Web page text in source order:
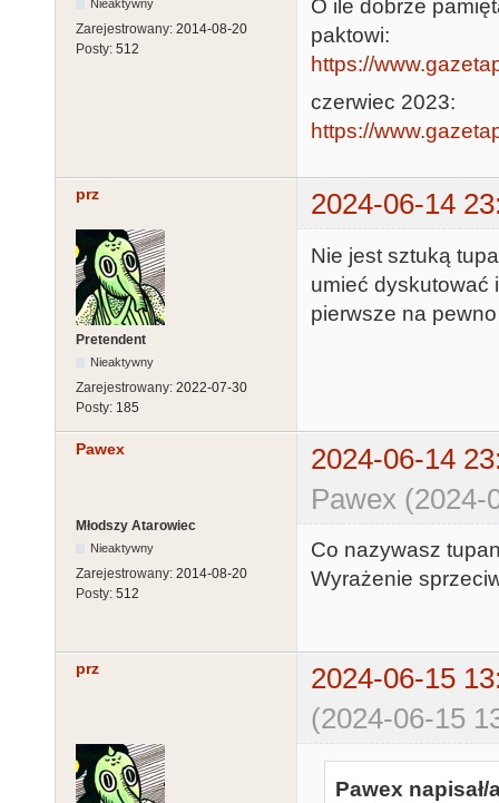
Nieaktywny
Zarejestrowany: 2014-08-20
Posty: 512
O ile dobrze
paktowi:
https://
czerwiec 2023:
https://
prz 2024-06-14
Pretendent
Nieaktywny
Zarejestrowany: 2022-07-30
Posty: 185
Nie jest sztuką
umieć dyskutować
pierwsze na
Pawex
2024-06-14
Pawex (2024-
Młodszy Atarowiec
Nieaktywny
Zarejestrowany: 2014-08-20
Posty: 512
Co nazywasz
Wyrażenie
prz
2024-06-15
(2024-06-15
Pawex napisał/